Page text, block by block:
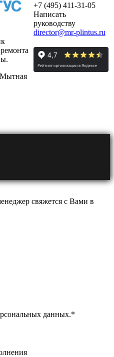
Мытная
+7 (495) 411-31-05
Написать
руководству
director@mr-plintus.ru
свяжется с Вами в
данных.*